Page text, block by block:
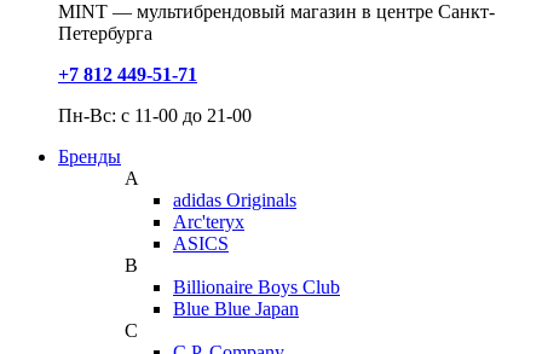
MINT — мультибрендовый магазин в центре Санкт-
Петербурга
+7 812 449-51-71
Пн-Вс: с 11-00 до 21-00
Бренды
A
adidas Originals
Arc'teryx
ASICS
B
Billionaire Boys Club
Blue Blue Japan
C